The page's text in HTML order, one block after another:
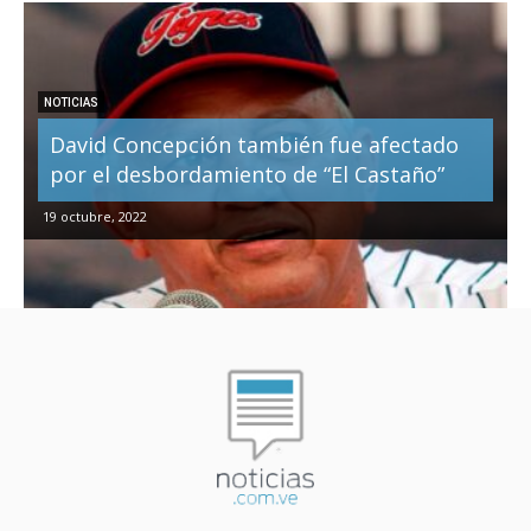
NOTICIAS
David Concepción también fue afectado
por el desbordamiento de “El Castaño”
19 octubre, 2022